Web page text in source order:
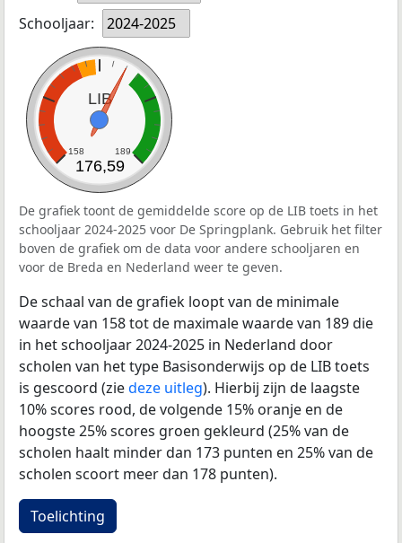
Schooljaar:
2024-2025
LIB
158 189
176,59
De grafiek toont de gemiddelde score op de LIB toets in het
schooljaar 2024-2025 voor De Springplank. Gebruik het filter
boven de grafiek om de data voor andere schooljaren en
voor de Breda en Nederland weer te geven.
De schaal van de grafiek loopt van de minimale
waarde van 158 tot de maximale waarde van 189 die
in het schooljaar 2024-2025 in Nederland door
scholen van het type Basisonderwijs op de LIB toets
is gescoord (ziedeze uitleg). Hierbij zijn de laagste
10% scores rood, de volgende 15% oranje en de
hoogste 25% scores groen gekleurd (25% van de
scholen haalt minder dan 173 punten en 25% van de
scholen scoort meer dan 178 punten).
Toelichting